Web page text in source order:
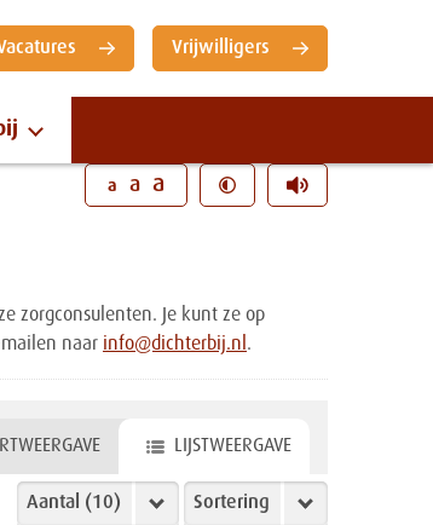
Vrijwilligers
a a a
zorgconsulenten. Je kunt ze op
naar info@dichterbij.nl .
LIJSTWEERGAVE
Sluiten